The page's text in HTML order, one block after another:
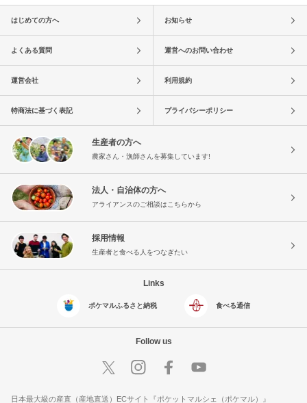
はじめての方へ お知らせ
よくある質問 運営へのお問い合わせ
運営会社 利用規約
特商法に基づく表記 プライバシーポリシー
生産者の方へ
農家さん・漁師さんを募集しています!
法人・自治体の方へ
アライアンスのご相談はこちらから
採用情報
生産者と食べる人をつなぎたい
Links
ポケマルふるさと納税 食べる通信
Follow us
日本最大級の産直（産地直送）ECサイト『ポケットマルシェ（ポケマル）』